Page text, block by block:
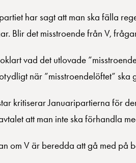
har sagt att man ska fälla
Blir det misstroende från V,
vad det utlovade
när ”misstroendelöftet”
kritiserar Januaripartierna för
att man inte ska förhandla
om V är beredda att gå med på